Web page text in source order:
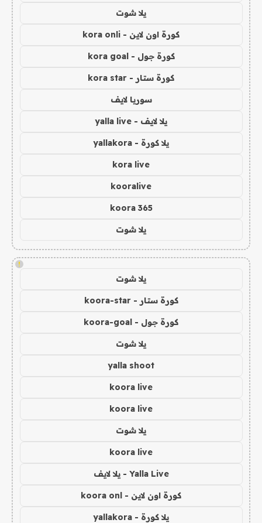
يلا شوت
كورة اون لاين - kora onli
كورة جول - kora goal
كورة ستار - kora star
سوريا لايف
يلا لايف - yalla live
يلا كورة - yallakora
kora live
kooralive
koora 365
يلا شوت
!
يلا شوت
كورة ستار - koora-star
كورة جول - koora-goal
يلا شوت
yalla shoot
koora live
koora live
يلا شوت
koora live
Yalla Live - يلا لايف
كورة اون لاين - koora onl
يلا كورة - yallakora